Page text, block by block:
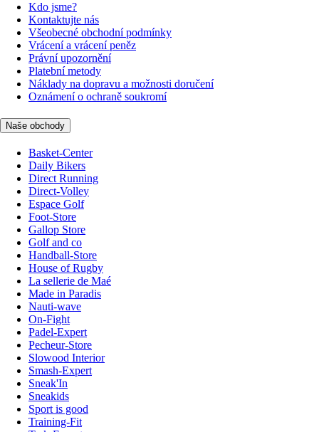
Kdo jsme?
Kontaktujte nás
Všeobecné obchodní podmínky
Vrácení a vrácení peněz
Právní upozornění
Platební metody
Náklady na dopravu a možnosti doručení
Oznámení o ochraně soukromí
Naše obchody
Basket-Center
Daily Bikers
Direct Running
Direct-Volley
Espace Golf
Foot-Store
Gallop Store
Golf and co
Handball-Store
House of Rugby
La sellerie de Maé
Made in Paradis
Nauti-wave
On-Fight
Padel-Expert
Pecheur-Store
Slowood Interior
Smash-Expert
Sneak'In
Sneakids
Sport is good
Training-Fit